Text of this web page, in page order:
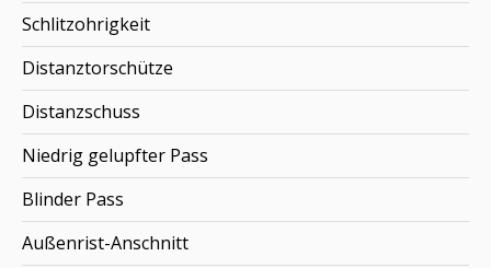
Schlitzohrigkeit
Distanztorschütze
Distanzschuss
Niedrig gelupfter Pass
Blinder Pass
Außenrist-Anschnitt